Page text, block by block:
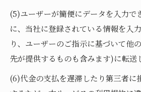
(5)ユーザーが簡便にデータを入力で
に、当社に登録されている情報を入
り、ユーザーのご指示に基づいて他
先が提供するものも含みます)に転送
(6)代金の支払を遅滞したり第三者に